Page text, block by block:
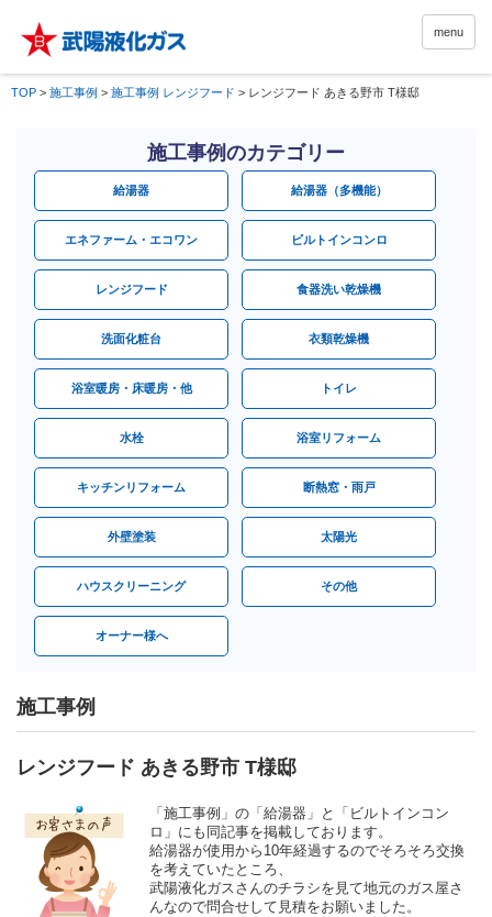
menu
TOP > 施工事例 > 施工事例 レンジフード > レンジフード あきる野市 T様邸
施工事例のカテゴリー
給湯器 給湯器（多機能）
エネファーム・エコワン ビルトインコンロ
レンジフード 食器洗い乾燥機
洗面化粧台 衣類乾燥機
浴室暖房・床暖房・他 トイレ
水栓 浴室リフォーム
キッチンリフォーム 断熱窓・雨戸
外壁塗装 太陽光
ハウスクリーニング その他
オーナー様へ
施工事例
レンジフード あきる野市 T様邸
「施工事例」の「給湯器」と「ビルトインコン
ロ」にも同記事を掲載しております。
給湯器が使用から10年経過するのでそろそろ交換
を考えていたところ、
武陽液化ガスさんのチラシを見て地元のガス屋さ
んなので問合せして見積をお願いました。